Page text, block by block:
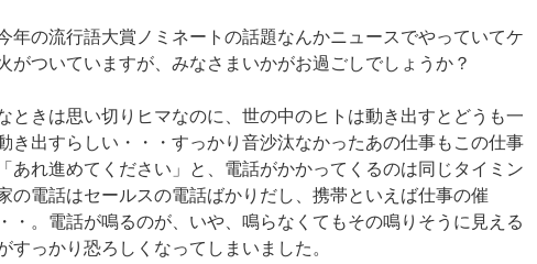
年の流行語大賞ノミネートの話題なんかニュースでやっていてケ
がついていますが、みなさまいかがお過ごしでしょうか？
ときは思い切りヒマなのに、世の中のヒトは動き出すとどうも一
き出すらしい・・・すっかり音沙汰なかったあの仕事もこの仕事
あれ進めてください」と、電話がかかってくるのは同じタイミン
の電話はセールスの電話ばかりだし、携帯といえば仕事の催
・。電話が鳴るのが、いや、鳴らなくてもその鳴りそうに見える
すっかり恐ろしくなってしまいました。